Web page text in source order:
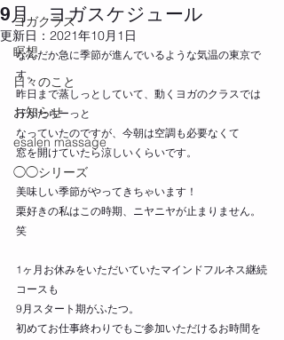
ヨガクラス
瞑想
日々のこと
お知らせ
esalen massage
◯◯シリーズ
9月 ヨガスケジュール
更新日： 2021年10月1日
なんだか急に季節が進んでいるような気温の東京で
す。
昨日まで蒸しっとしていて、動くヨガのクラスでは
汗がたらーっと
なっていたのですが、今朝は空調も必要なくて
窓を開けていたら涼しいくらいです。
美味しい季節がやってきちゃいます！
栗好きの私はこの時期、ニヤニヤが止まりません。
笑
1ヶ月お休みをいただいていたマインドフルネス継続
コースも
9月スタート期がふたつ。
初めてお仕事終わりでもご参加いただけるお時間を